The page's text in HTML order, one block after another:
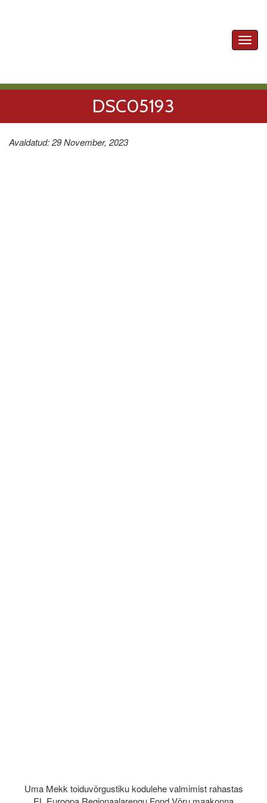
DSC05193
Avaldatud: 29 November, 2023
Uma Mekk toiduvõrgustiku kodulehe valmimist rahastas